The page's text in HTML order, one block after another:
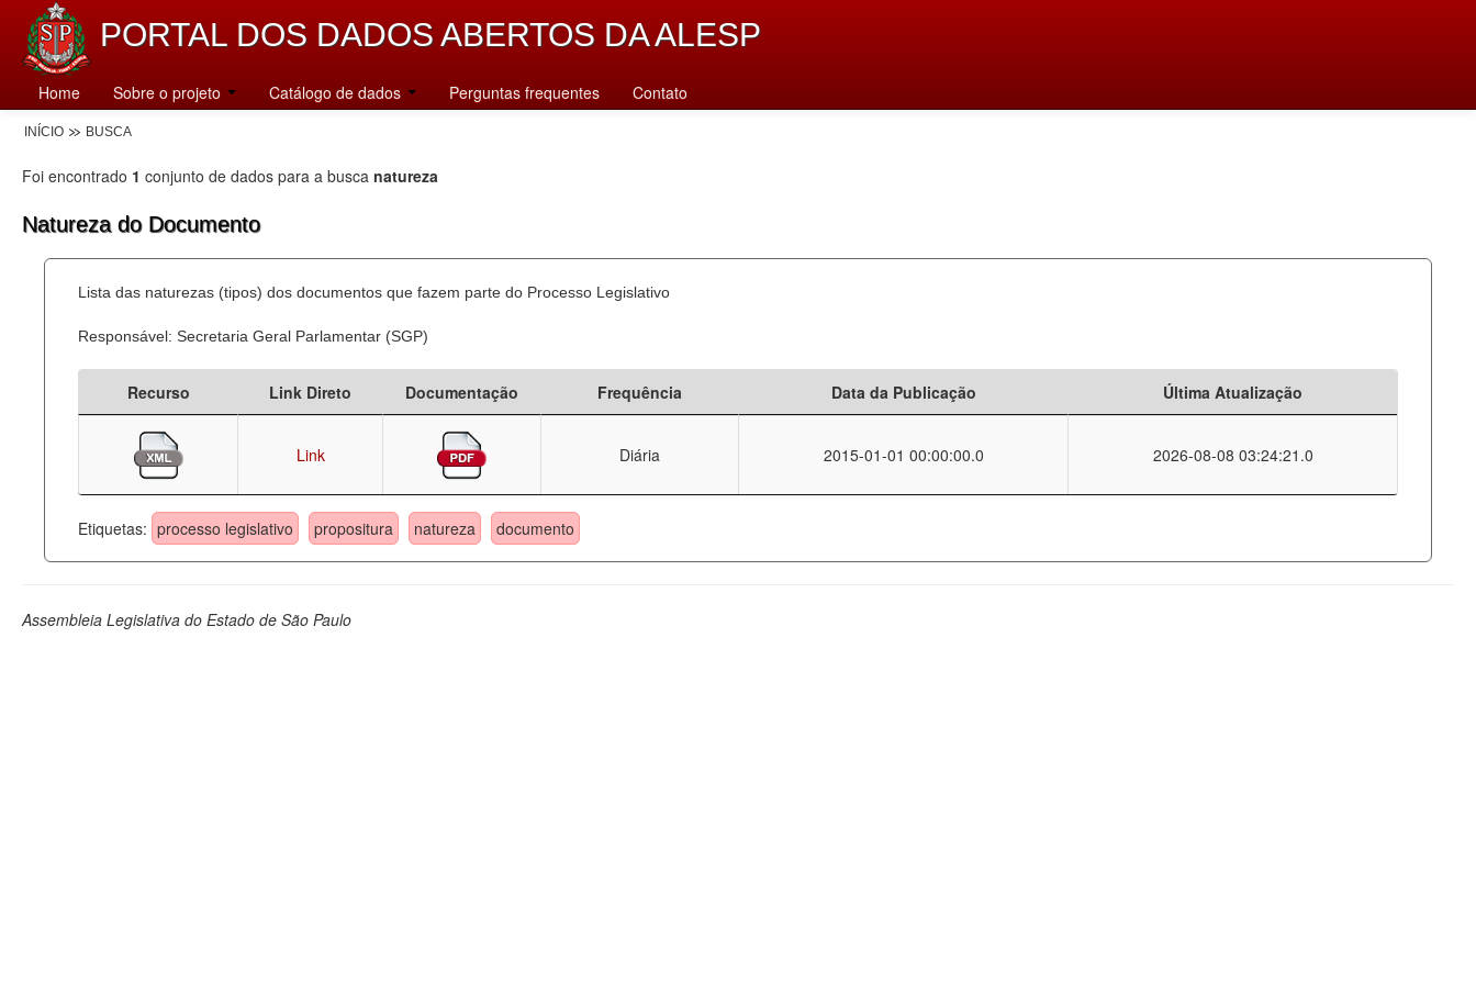
PORTAL DOS DADOS ABERTOS DA ALESP
Home Sobre o projeto Catálogo de dados Perguntas frequentes Contato
INÍCIO BUSCA
Foi encontrado 1 conjunto de dados para a busca natureza
Natureza do Documento
Lista das naturezas (tipos) dos documentos que fazem parte do Processo Legislativo
Responsável: Secretaria Geral Parlamentar (SGP)
Recurso Link Direto Documentação Frequência Data da Publicação Última Atualização
Link Diária 2015-01-01 00:00:00.0 2026-08-08 03:24:21.0
Etiquetas: processo legislativo propositura natureza documento
Assembleia Legislativa do Estado de São Paulo